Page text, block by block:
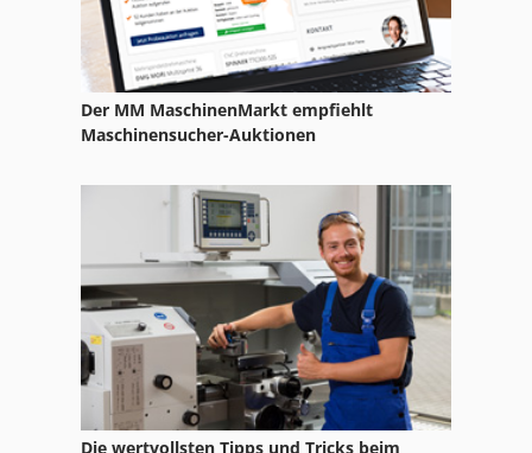
Der MM MaschinenMarkt empfiehlt
Maschinensucher-Auktionen
Die wertvollsten Tipps und Tricks beim